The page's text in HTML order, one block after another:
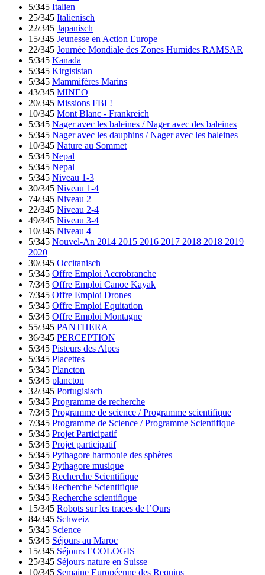
5/345 Italien
25/345 Italienisch
22/345 Japanisch
15/345 Jeunesse en Action Europe
22/345 Journée Mondiale des Zones Humides RAMSAR
5/345 Kanada
5/345 Kirgisistan
5/345 Mammifères Marins
43/345 MINEO
20/345 Missions FBI !
10/345 Mont Blanc - Frankreich
5/345 Nager avec les baleines / Nager avec des baleines
5/345 Nager avec les dauphins / Nager avec les baleines
10/345 Nature au Sommet
5/345 Nepal
5/345 Nepal
5/345 Niveau 1-3
30/345 Niveau 1-4
74/345 Niveau 2
22/345 Niveau 2-4
49/345 Niveau 3-4
10/345 Niveau 4
5/345 Nouvel-An 2014 2015 2016 2017 2018 2018 2019
2020
30/345 Occitanisch
5/345 Offre Emploi Accrobranche
7/345 Offre Emploi Canoe Kayak
7/345 Offre Emploi Drones
5/345 Offre Emploi Equitation
5/345 Offre Emploi Montagne
55/345 PANTHERA
36/345 PERCEPTION
5/345 Pisteurs des Alpes
5/345 Placettes
5/345 Plancton
5/345 plancton
32/345 Portugisisch
5/345 Programme de recherche
7/345 Programme de science / Programme scientifique
7/345 Programme de Science / Programme Scientifique
5/345 Projet Participatif
5/345 Projet participatif
5/345 Pythagore harmonie des sphères
5/345 Pythagore musique
5/345 Recherche Scientifique
5/345 Recherche Scientifique
5/345 Recherche scientifique
15/345 Robots sur les traces de l’Ours
84/345 Schweiz
5/345 Science
5/345 Séjours au Maroc
15/345 Séjours ECOLOGIS
25/345 Séjours nature en Suisse
10/345 Semaine Européenne des Requins